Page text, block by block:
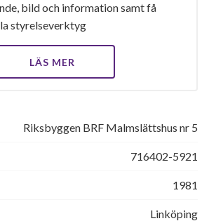
bild och information samt få
styrelseverktyg
LÄS MER
Riksbyggen BRF Malmslättshus nr 5
716402-5921
1981
Linköping